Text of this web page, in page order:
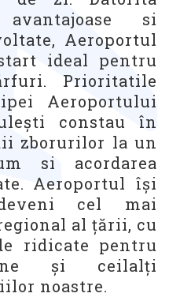
si
Aeroportul
ideal pentru
Prioritatile
Aeroportului
constau în
zborurilor la un
si acordarea
Aeroportul își
cel mai
al ţării, cu
ridicate pentru
şi ceilalţi
noastre.